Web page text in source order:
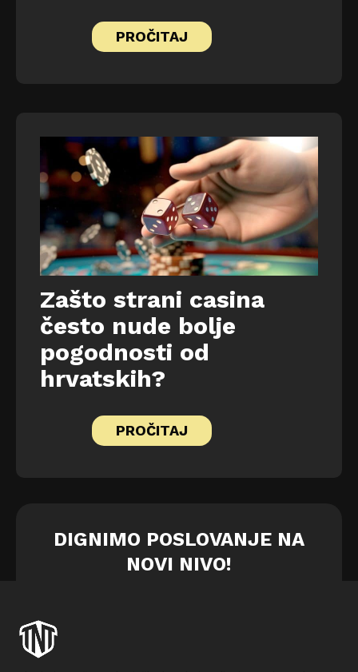
PROČITAJ
Zašto strani casina
često nude bolje
pogodnosti od
hrvatskih?
PROČITAJ
DIGNIMO POSLOVANJE NA
NOVI NIVO!